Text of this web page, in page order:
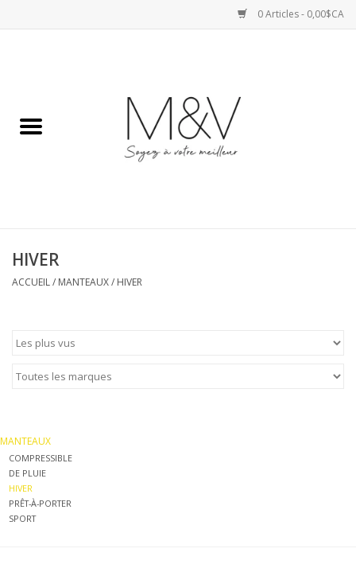
0 Articles - 0,00$CA
SPORTS
BAS
VESTES
SOLDES
MAILLOTS DE BAIN
Marques
HIVER
ACCUEIL/ MANTEAUX/ HIVER
MANTEAUX
COMPRESSIBLE
DE PLUIE
HIVER
PRÊT-À-PORTER
SPORT